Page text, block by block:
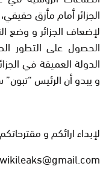
الجزائر أمام مأزق
لإضعاف الجزائر و وضع
الحصول على التطور
الدولة العميقة في
و يبدو أن الرئيس
لإبداء ارائكم و مقترحاتكم